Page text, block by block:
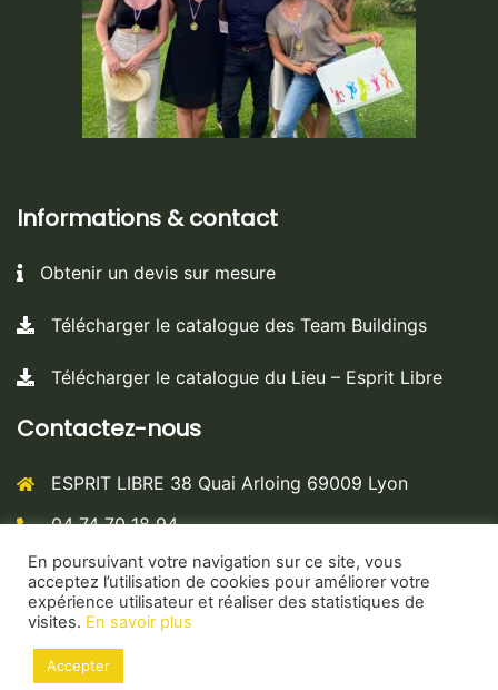
Informations & contact
Obtenir un devis sur mesure
Télécharger le catalogue des Team Buildings
Télécharger le catalogue du Lieu – Esprit Libre
Contactez-nous
ESPRIT LIBRE 38 Quai Arloing 69009 Lyon
04 74 70 18 94
contact@esprit-libre.biz
Esprit Libre - Team building & Espace créatif pour les
entreprises à Lyon
En poursuivant votre navigation sur ce site, vous
acceptez l’utilisation de cookies pour améliorer votre
expérience utilisateur et réaliser des statistiques de
visites. En savoir plus
Accepter